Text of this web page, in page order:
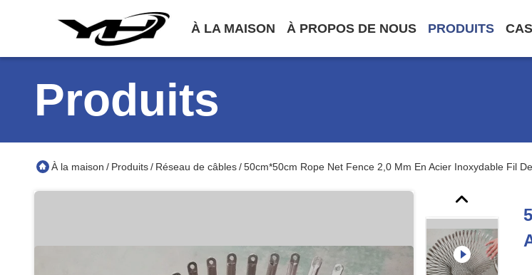
À LA MAISON À PROPOS DE NOUS PRODUITS CAS
Produits
À la maison / Produits/ Réseau de câbles/50cm*50cm Rope Net Fence 2,0 Mm En Acier Inoxydable Fil